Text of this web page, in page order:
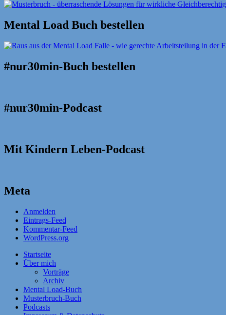
Mental Load Buch bestellen
#nur30min-Buch bestellen
#nur30min-Podcast
Mit Kindern Leben-Podcast
Meta
Anmelden
Eintrags-Feed
Kommentar-Feed
WordPress.org
Startseite
Über mich
Vorträge
Archiv
Mental Load-Buch
Musterbruch-Buch
Podcasts